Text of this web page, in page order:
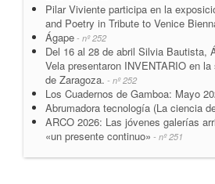
Pilar Viviente participa en la
and Poetry in Tribute to Venice
Ágape - nº 252
Del 16 al 28 de abril Silvia Bautista,
Vela presentaron INVENTARIO en
de Zaragoza. - nº 252
Los Cuadernos de Gamboa: Mayo
Abrumadora tecnología (La ciencia
ARCO 2026: Las jóvenes galerías
«un presente continuo» - nº 251